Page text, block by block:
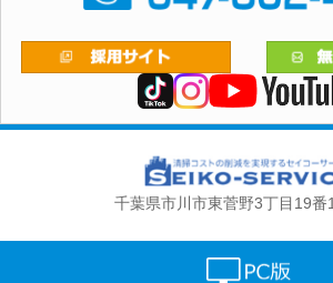
千葉県市川市東菅野3丁目19番